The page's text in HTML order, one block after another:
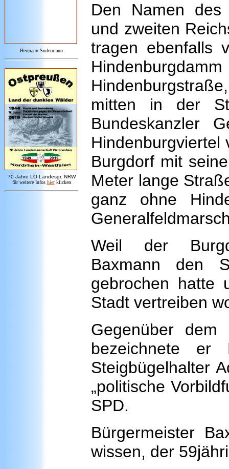
Hermann Sudermann
70 Jahre LO Landesgr. NRW
für weitere Infos hier klicken
Den Namen des
und zweiten
tragen ebenfalls
mitten in der
Bundeskanzler
Hindenburgviertel
Burgdorf mit
Meter lange
ganz ohne
Weil der
Baxmann den
gebrochen hatte
Stadt vertreiben
Gegenüber dem
bezeichnete er
Steigbügelhalter
„politische
SPD.
Bürgermeister
wissen, der